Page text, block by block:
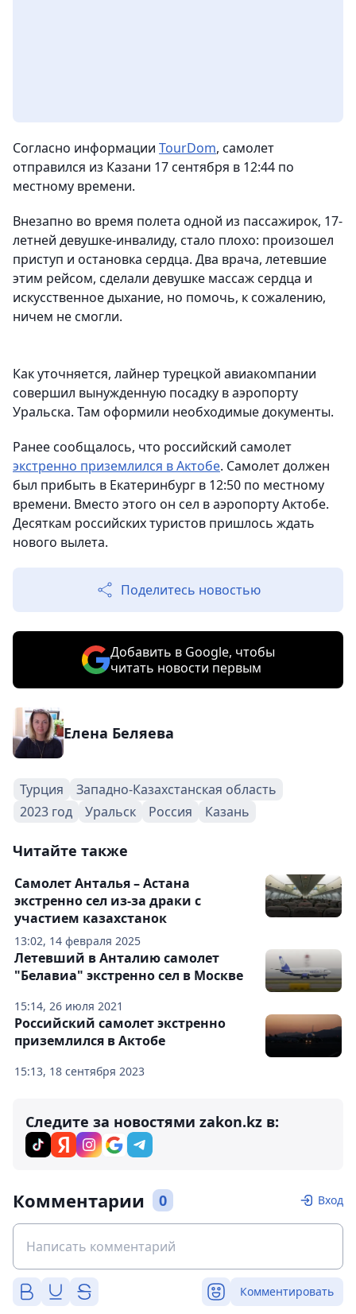
Согласно информации TourDom, самолет
отправился из Казани 17 сентября в 12:44 по
местному времени.
Внезапно во время полета одной из пассажирок, 17-
летней девушке-инвалиду, стало плохо: произошел
приступ и остановка сердца. Два врача, летевшие
этим рейсом, сделали девушке массаж сердца и
искусственное дыхание, но помочь, к сожалению,
ничем не смогли.
Как уточняется, лайнер турецкой авиакомпании
совершил вынужденную посадку в аэропорту
Уральска. Там оформили необходимые документы.
Ранее сообщалось, что российский самолет
экстренно приземлился в Актобе. Самолет должен
был прибыть в Екатеринбург в 12:50 по местному
времени. Вместо этого он сел в аэропорту Актобе.
Десяткам российских туристов пришлось ждать
нового вылета.
Поделитесь новостью
Добавить в Google, чтобы
читать новости первым
Елена Беляева
Турция
Западно-Казахстанская область
2023 год
Уральск Россия Казань
Читайте также
13:02, 14 февраля 2025
Самолет Анталья – Астана
экстренно сел из-за драки с
участием казахстанок
15:14, 26 июля 2021
Летевший в Анталию самолет
"Белавиа" экстренно сел в Москве
15:13, 18 сентября 2023
Российский самолет экстренно
приземлился в Актобе
Следите за новостями zakon.kz в:
Комментарии 0 Вход
Комментировать